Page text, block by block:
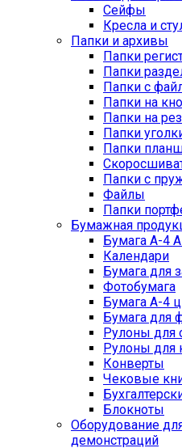
Сейфы
Кресла и
Папки и архивы
Папки
Папки
Папки с
Папки на
Папки на
Папки
Папки
Папки с
Файлы
Папки
Бумажная
Бумага А-4
Календари
Бумага для
Фотобумага
Бумага А-4
Бумага для
Рулоны для
Рулоны для
Конверты
Чековые
Блокноты
Оборудование
демонстраций